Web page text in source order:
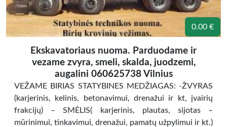
0.00 €
Ekskavatoriaus nuoma. Parduodame ir
vezame zvyra, smeli, skalda, juodzemi,
augalini 060625738 Vilnius
VEŽAME BIRIAS STATYBINES MEDŽIAGAS: -ŽVYRAS
(karjerinis, kelinis, betonavimui, drenažui ir kt, įvairių
frakcijų) – SMĖLIS( karjerinis, plautas, sijotas –
mūrinimui, tinkavimui, drenažui, pamatų užpylimui ir kt.)